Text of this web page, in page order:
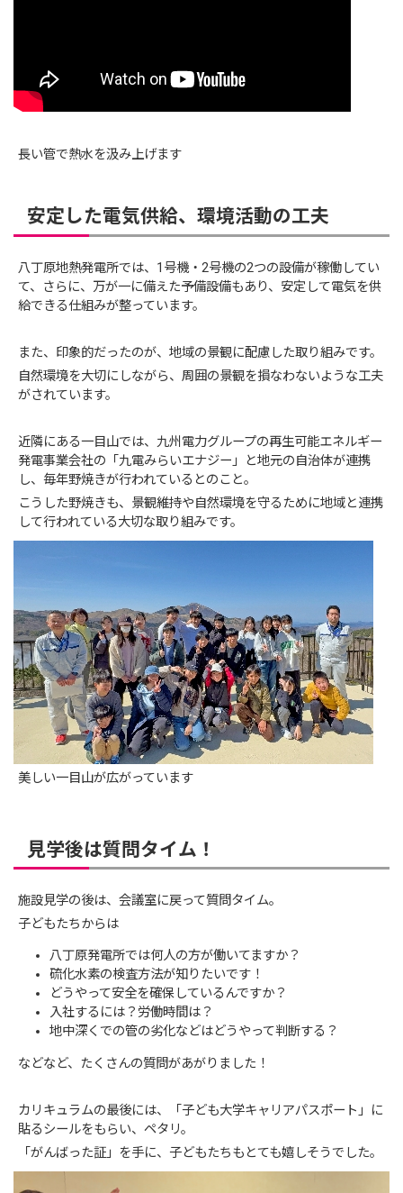
長い管で熱水を汲み上げます
安定した電気供給、環境活動の工夫
八丁原地熱発電所では、1号機・2号機の2つの設備が稼働してい
て、さらに、万が一に備えた予備設備もあり、安定して電気を供
給できる仕組みが整っています。
また、印象的だったのが、地域の景観に配慮した取り組みです。
自然環境を大切にしながら、周囲の景観を損なわないような工夫
がされています。
近隣にある一目山では、九州電力グループの再生可能エネルギー
発電事業会社の「九電みらいエナジー」と地元の自治体が連携
し、毎年野焼きが行われているとのこと。
こうした野焼きも、景観維持や自然環境を守るために地域と連携
して行われている大切な取り組みです。
美しい一目山が広がっています
見学後は質問タイム！
施設見学の後は、会議室に戻って質問タイム。
子どもたちからは
八丁原発電所では何人の方が働いてますか？
硫化水素の検査方法が知りたいです！
どうやって安全を確保しているんですか？
入社するには？労働時間は？
地中深くでの管の劣化などはどうやって判断する？
などなど、たくさんの質問があがりました！
カリキュラムの最後には、「子ども大学キャリアパスポート」に
貼るシールをもらい、ペタリ。
「がんばった証」を手に、子どもたちもとても嬉しそうでした。